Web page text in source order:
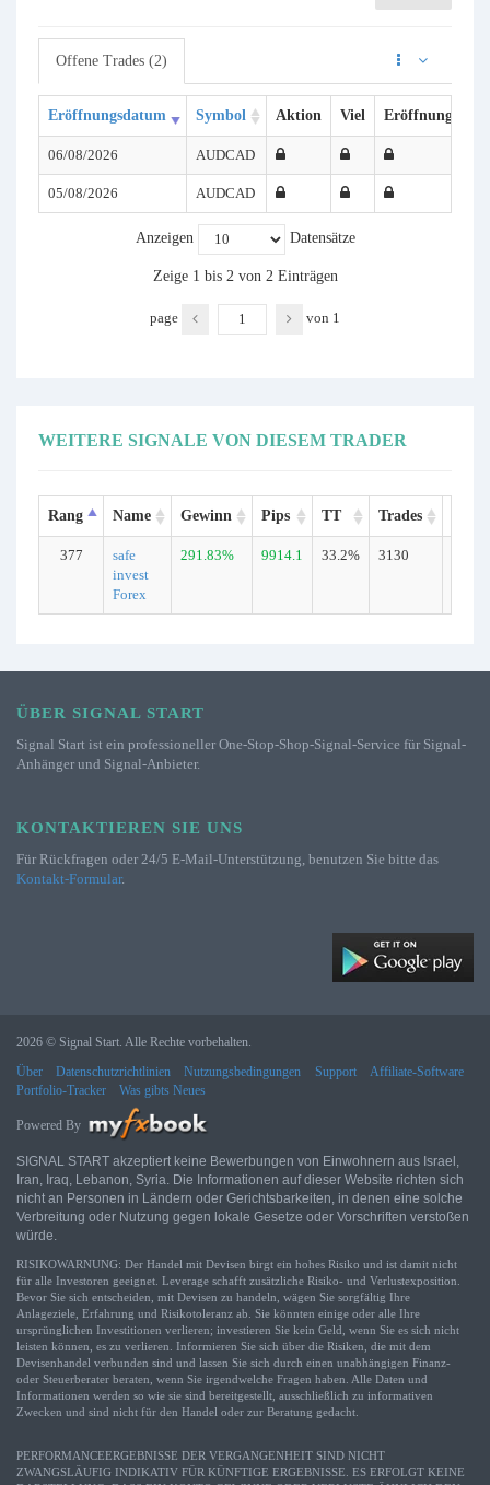
Offene Trades (2)
Eröffnungsdatum Symbol Aktion Viel Eröffnungspreis
06/08/2026 AUDCAD
05/08/2026 AUDCAD
Anzeigen Datensätze
Zeige 1 bis 2 von 2 Einträgen
page von 1
WEITERE SIGNALE VON DIESEM TRADER
Rang Name Gewinn Pips TT Trades
377
safe
invest
Forex
291.83% 9914.1 33.2% 3130
ÜBER SIGNAL START
Signal Start ist ein professioneller One-Stop-Shop-Signal-Service für Signal-
Anhänger und Signal-Anbieter.
KONTAKTIEREN SIE UNS
Für Rückfragen oder 24/5 E-Mail-Unterstützung, benutzen Sie bitte das
Kontakt-Formular.
2026 © Signal Start. Alle Rechte vorbehalten.
Über
Datenschutzrichtlinien Nutzungsbedingungen Support
Affiliate-Software
Portfolio-Tracker
Was gibts Neues
Powered By
SIGNAL START akzeptiert keine Bewerbungen von Einwohnern aus Israel,
Iran, Iraq, Lebanon, Syria. Die Informationen auf dieser Website richten sich
nicht an Personen in Ländern oder Gerichtsbarkeiten, in denen eine solche
Verbreitung oder Nutzung gegen lokale Gesetze oder Vorschriften verstoßen
würde.
RISIKOWARNUNG: Der Handel mit Devisen birgt ein hohes Risiko und ist damit nicht
für alle Investoren geeignet. Leverage schafft zusätzliche Risiko- und Verlustexposition.
Bevor Sie sich entscheiden, mit Devisen zu handeln, wägen Sie sorgfältig Ihre
Anlageziele, Erfahrung und Risikotoleranz ab. Sie könnten einige oder alle Ihre
ursprünglichen Investitionen verlieren; investieren Sie kein Geld, wenn Sie es sich nicht
leisten können, es zu verlieren. Informieren Sie sich über die Risiken, die mit dem
Devisenhandel verbunden sind und lassen Sie sich durch einen unabhängigen Finanz-
oder Steuerberater beraten, wenn Sie irgendwelche Fragen haben. Alle Daten und
Informationen werden so wie sie sind bereitgestellt, ausschließlich zu informativen
Zwecken und sind nicht für den Handel oder zur Beratung gedacht.
PERFORMANCEERGEBNISSE DER VERGANGENHEIT SIND NICHT
ZWANGSLÄUFIG INDIKATIV FÜR KÜNFTIGE ERGEBNISSE. ES ERFOLGT KEINE